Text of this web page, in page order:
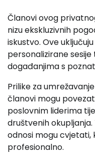
Članovi ovog
nizu ekskluzivnih
iskustvo. Ove
personalizirane
događanjima s
Prilike za
članovi mogu
poslovnim liderima
društvenih
odnosi mogu cvjetati,
profesionalno.